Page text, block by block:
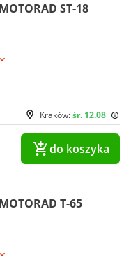
ST-18
Kraków:śr. 12.08
do koszyka
T-65